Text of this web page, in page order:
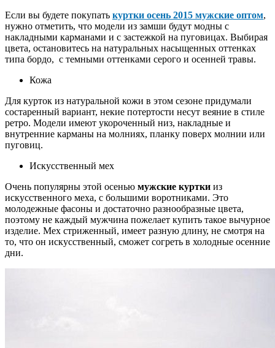
Если вы будете покупать куртки осень 2015 мужские оптом,
нужно отметить, что модели из замши будут модны с
накладными карманами и с застежкой на пуговицах. Выбирая
цвета, остановитесь на натуральных насыщенных оттенках
типа бордо, с темными оттенками серого и осенней травы.
Кожа
Для курток из натуральной кожи в этом сезоне придумали
состаренный вариант, некие потертости несут веяние в стиле
ретро. Модели имеют укороченный низ, накладные и
внутренние карманы на молниях, планку поверх молнии или
пуговиц.
Искусственный мех
Очень популярны этой осенью мужские куртки из
искусственного меха, с большими воротниками. Это
молодежные фасоны и достаточно разнообразные цвета,
поэтому не каждый мужчина пожелает купить такое вычурное
изделие. Мех стриженный, имеет разную длину, не смотря на
то, что он искусственный, сможет согреть в холодные осенние
дни.